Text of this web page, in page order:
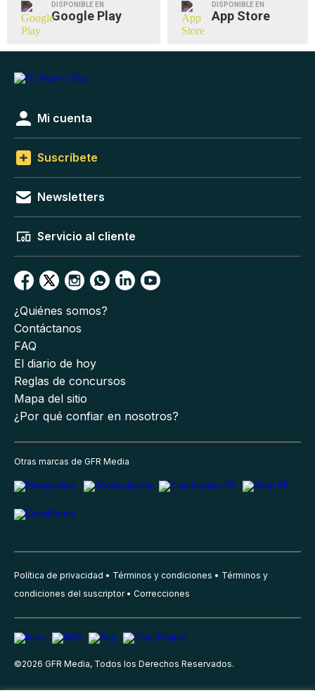
DISPONIBLE EN
Google Play
DISPONIBLE EN
App Store
Mi cuenta
Suscríbete
Newsletters
Servicio al cliente
¿Quiénes somos?
Contáctanos
FAQ
El diario de hoy
Reglas de concursos
Mapa del sitio
¿Por qué confiar en nosotros?
Otras marcas de GFR Media
Política de privacidad Términos y condiciones
Términos y
condiciones del suscriptor
Correcciones
©2026 GFR Media, Todos los Derechos Reservados.